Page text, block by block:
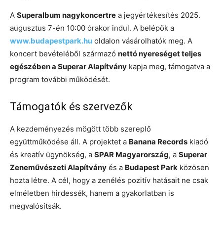
A Superalbum nagykoncertre a jegyértékesítés 2025.
augusztus 7-én 10:00 órakor indul. A belépők a
www.budapestpark.hu oldalon vásárolhatók meg. A
koncert bevételéből származó nettó nyereséget teljes
egészében a Superar Alapítvány kapja meg, támogatva a
program további működését.
Támogatók és szervezők
A kezdeményezés mögött több szereplő
együttműködése áll. A projektet a Banana Records kiadó
és kreatív ügynökség, a SPAR Magyarország, a Superar
Zeneművészeti Alapítvány és a Budapest Park közösen
hozta létre. A cél, hogy a zenélés pozitív hatásait ne csak
elméletben hirdessék, hanem a gyakorlatban is
megvalósítsák.